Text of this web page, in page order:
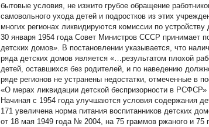
бытовые условия, не изжито грубое обращение
самовольного ухода детей и подростков из этих
многих регионах ликвидируются комиссии по
30 января 1954 года Совет Министров СССР принимает
детских домов». В постановлении указывается, что
ряда детских домов является «…результатом плохой
детей, оставшихся без родителей, и по наведению
ряде регионов не устранены недостатки, отмеченные в
«О мерах ликвидации детской беспризорности в РСФСР»
Начиная с 1954 года улучшаются условия содержания
171 увеличена норма питания воспитанников детских
от 18 мая 1949 года № 2004, на 75 граммов ржаного и 75